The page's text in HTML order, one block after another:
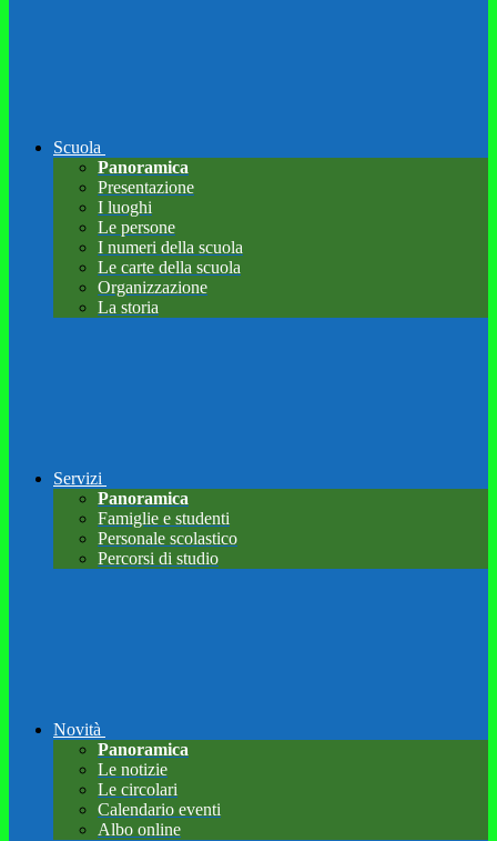
Scuola
Panoramica
Presentazione
I luoghi
Le persone
I numeri della scuola
Le carte della scuola
Organizzazione
La storia
Servizi
Panoramica
Famiglie e studenti
Personale scolastico
Percorsi di studio
Novità
Panoramica
Le notizie
Le circolari
Calendario eventi
Albo online